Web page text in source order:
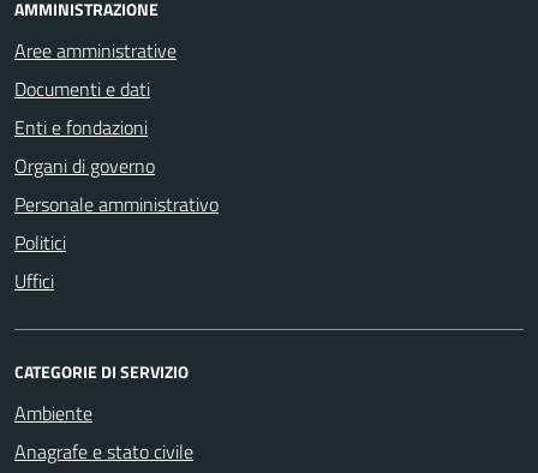
AMMINISTRAZIONE
Aree amministrative
Documenti e dati
Enti e fondazioni
Organi di governo
Personale amministrativo
Politici
Uffici
CATEGORIE DI SERVIZIO
Ambiente
Anagrafe e stato civile